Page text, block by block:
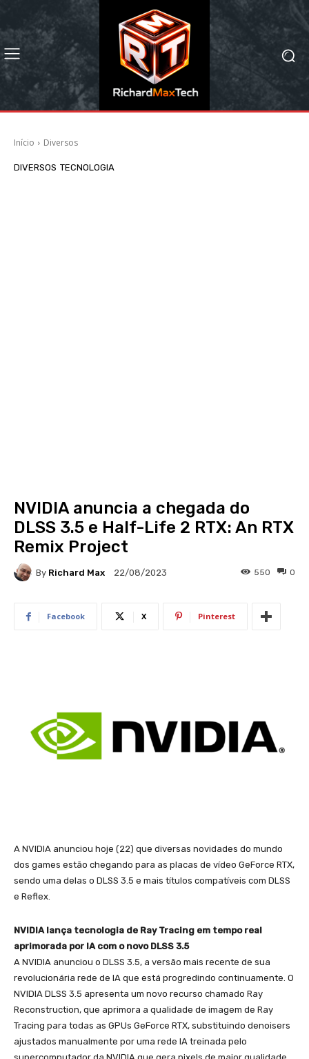
Início Diversos
DIVERSOS TECNOLOGIA
NVIDIA anuncia a chegada do
DLSS 3.5 e Half-Life 2 RTX: An RTX
Remix Project
By Richard Max 22/08/2023 0
550
Facebook X Pinterest
A NVIDIA anunciou hoje (22) que diversas novidades do mundo
dos games estão chegando para as placas de vídeo GeForce RTX,
sendo uma delas o DLSS 3.5 e mais títulos compatíveis com DLSS
e Reflex.
NVIDIA lança tecnologia de Ray Tracing em tempo real
aprimorada por IA com o novo DLSS 3.5
A NVIDIA anunciou o DLSS 3.5, a versão mais recente de sua
revolucionária rede de IA que está progredindo continuamente. O
NVIDIA DLSS 3.5 apresenta um novo recurso chamado Ray
Reconstruction, que aprimora a qualidade de imagem de Ray
Tracing para todas as GPUs GeForce RTX, substituindo denoisers
ajustados manualmente por uma rede IA treinada pelo